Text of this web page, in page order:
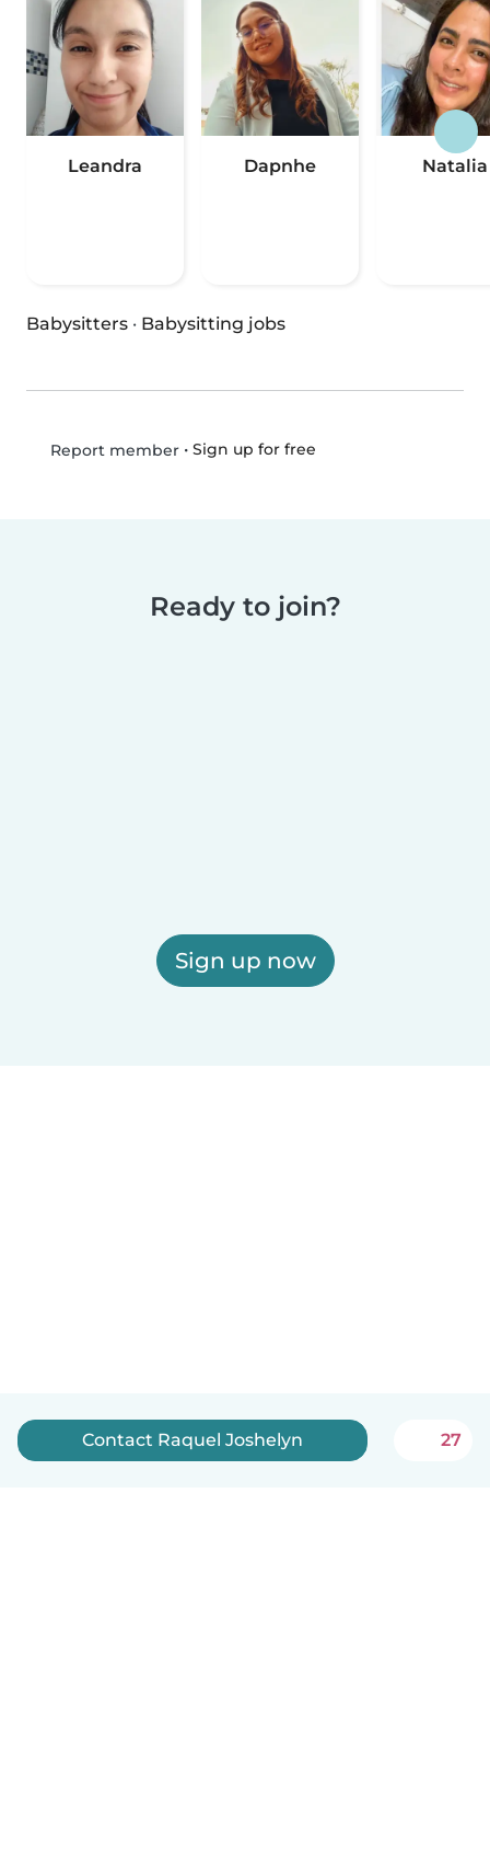
Leandra Dapnhe Natalia
Babysitters · Babysitting jobs
Report member• Sign up for free
Ready to join?
Sign up now
Contact Raquel Joshelyn 27